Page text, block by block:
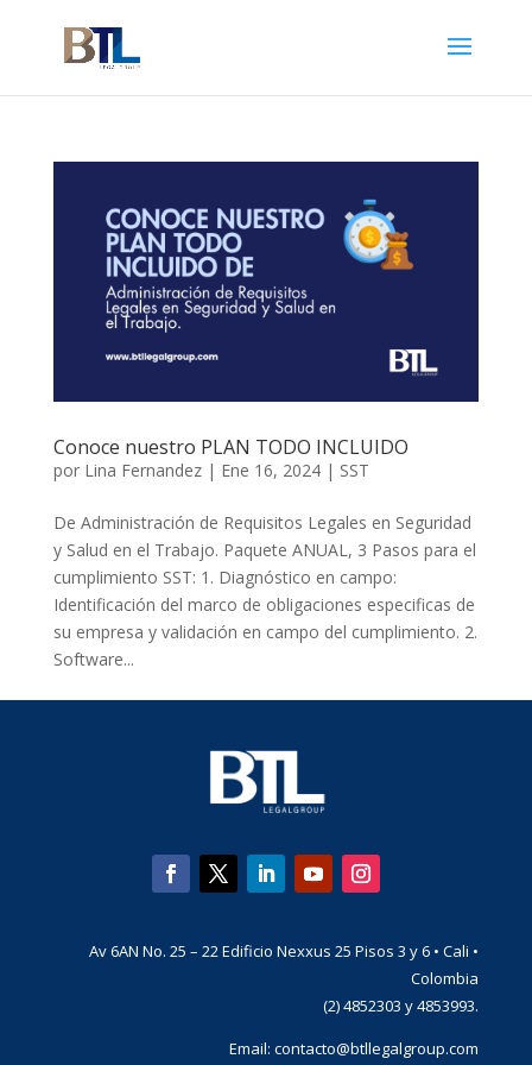
Conoce nuestro PLAN TODO INCLUIDO
por Lina Fernandez| Ene 16, 2024| SST
De Administración de Requisitos Legales en Seguridad
y Salud en el Trabajo. Paquete ANUAL, 3 Pasos para el
cumplimiento SST: 1. Diagnóstico en campo:
Identificación del marco de obligaciones especificas de
su empresa y validación en campo del cumplimiento. 2.
Software...
Av 6AN No. 25 – 22 Edificio Nexxus 25 Pisos 3 y 6 • Cali •
Colombia
(2) 4852303 y 4853993.
Email: contacto@btllegalgroup.com